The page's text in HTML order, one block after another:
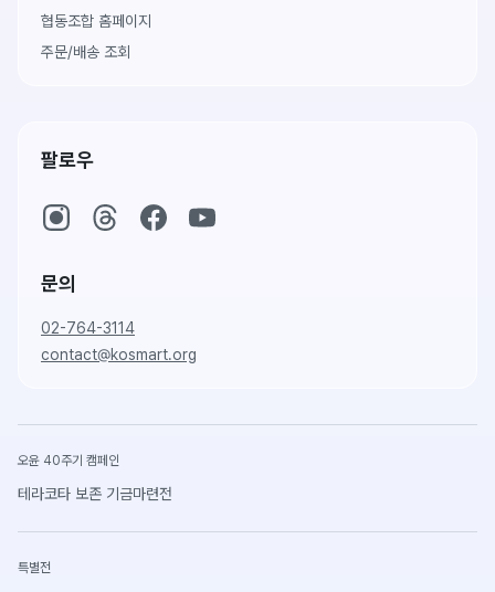
협동조합 홈페이지
주문/배송 조회
팔로우
문의
02-764-3114
contact@kosmart.org
오윤 40주기 캠페인
테라코타 보존 기금마련전
특별전